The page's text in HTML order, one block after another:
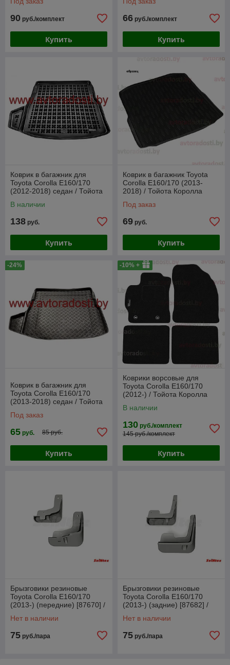
90 руб./комплект
Купить
66 руб./комплект
Купить
Коврик в багажник для
Toyota Corolla E160/170
(2012-2018) седан / Тойота
Plast)
В наличии
138 руб.
Купить
Коврик в багажник Toyota
Corolla E160/170 (2013-
2018) / Тойота Королла
Под заказ
69 руб.
Купить
-24%
Коврик в багажник для
Toyota Corolla E160/170
(2013-2018) седан / Тойота
Plast PE)
Под заказ
65 руб. 85 руб.
Купить
-10% +
Коврики ворсовые для
Toyota Corolla E160/170
(2012-) / Тойота Королла
В наличии
130 руб./комплект
145 руб./комплект
Купить
Брызговики резиновые
Toyota Corolla E160/170
(2013-) (передние) [87670] /
Нет в наличии
75 руб./пара
Брызговики резиновые
Toyota Corolla E160/170
(2013-) (задние) [87682] /
Нет в наличии
75 руб./пара